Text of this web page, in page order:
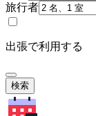
旅行者
出張で利用する
検索